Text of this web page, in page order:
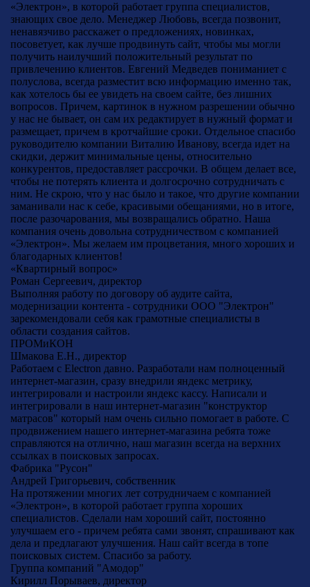
«Электрон», в которой работает группа специалистов,
знающих свое дело. Менеджер Любовь, всегда позвонит,
ненавязчиво расскажет о предложениях, новинках,
посоветует, как лучше продвинуть сайт, чтобы мы могли
получить наилучший положительный результат по
привлечению клиентов. Евгений Медведев пониманиет с
полуслова, всегда разместит всю информацию именно так,
как хотелось бы ее увидеть на своем сайте, без лишних
вопросов. Причем, картинок в нужном разрешении обычно
у нас не бывает, он сам их редактирует в нужный формат и
размещает, причем в кротчайшие сроки. Отдельное спасибо
руководителю компании Виталию Иванову, всегда идет на
скидки, держит минимальные цены, относительно
конкурентов, предоставляет рассрочки. В общем делает все,
чтобы не потерять клиента и долгосрочно сотрудничать с
ним. Не скрою, что у нас было и такое, что другие компании
заманивали нас к себе, красивыми обещаниями, но в итоге,
после разочарования, мы возвращались обратно. Наша
компания очень довольна сотрудничеством с компанией
«Электрон». Мы желаем им процветания, много хороших и
благодарных клиентов!
«Квартирный вопрос»
Роман Сергеевич, директор
Выполняя работу по договору об аудите сайта,
модернизации контента - сотрудники ООО "Электрон"
зарекомендовали себя как грамотные специалисты в
области создания сайтов.
ПРОМиКОН
Шмакова Е.Н., директор
Работаем с Electron давно. Разработали нам полноценный
интернет-магазин, сразу внедрили яндекс метрику,
интегрировали и настроили яндекс кассу. Написали и
интегрировали в наш интернет-магазин "конструктор
матрасов" который нам очень сильно помогает в работе. С
продвижением нашего интернет-магазина ребята тоже
справляются на отлично, наш магазин всегда на верхних
ссылках в поисковых запросах.
Фабрика "Русон"
Андрей Григорьевич, собственник
На протяжении многих лет сотрудничаем с компанией
«Электрон», в которой работает группа хороших
специалистов. Сделали нам хороший сайт, постоянно
улучшаем его - причем ребята сами звонят, спрашивают как
дела и предлагают улучшения. Наш сайт всегда в топе
поисковых систем. Спасибо за работу.
Группа компаний "Амодор"
Кирилл Порываев, директор